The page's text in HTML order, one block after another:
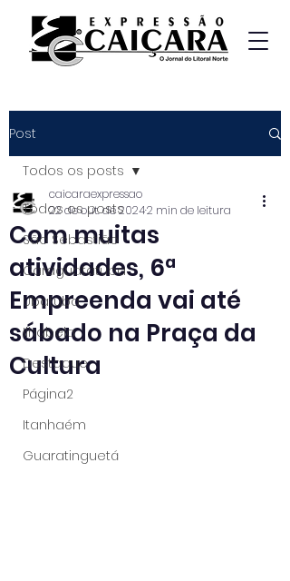
Post
Todos os posts
São Sebastião
Caraguatatuba
Ubatuba
Ilhabela
Destaque
Página2
Itanhaém
Guaratinguetá
Todos os posts
Com muitas
atividades, 6ª
Empreenda vai até
sábado na Praça da
Cultura
caicaraexpressao
22 de out. de 20242 min de leitura